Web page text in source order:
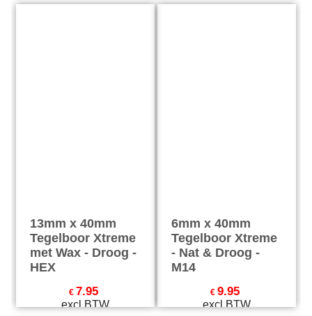
13mm x 40mm
Tegelboor Xtreme
met Wax - Droog -
HEX
€ 7.95
excl BTW
6mm x 40mm
Tegelboor Xtreme
- Nat & Droog -
M14
€ 9.95
excl BTW